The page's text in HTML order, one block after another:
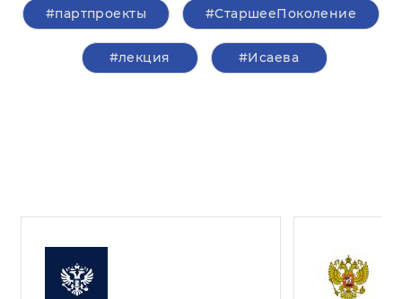
#партпроекты #СтаршееПоколение
#лекция #Исаева